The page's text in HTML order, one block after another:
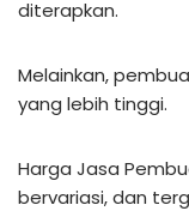
diterapkan.
Melainkan,
yang lebih tinggi.
Harga Jasa
bervariasi, dan